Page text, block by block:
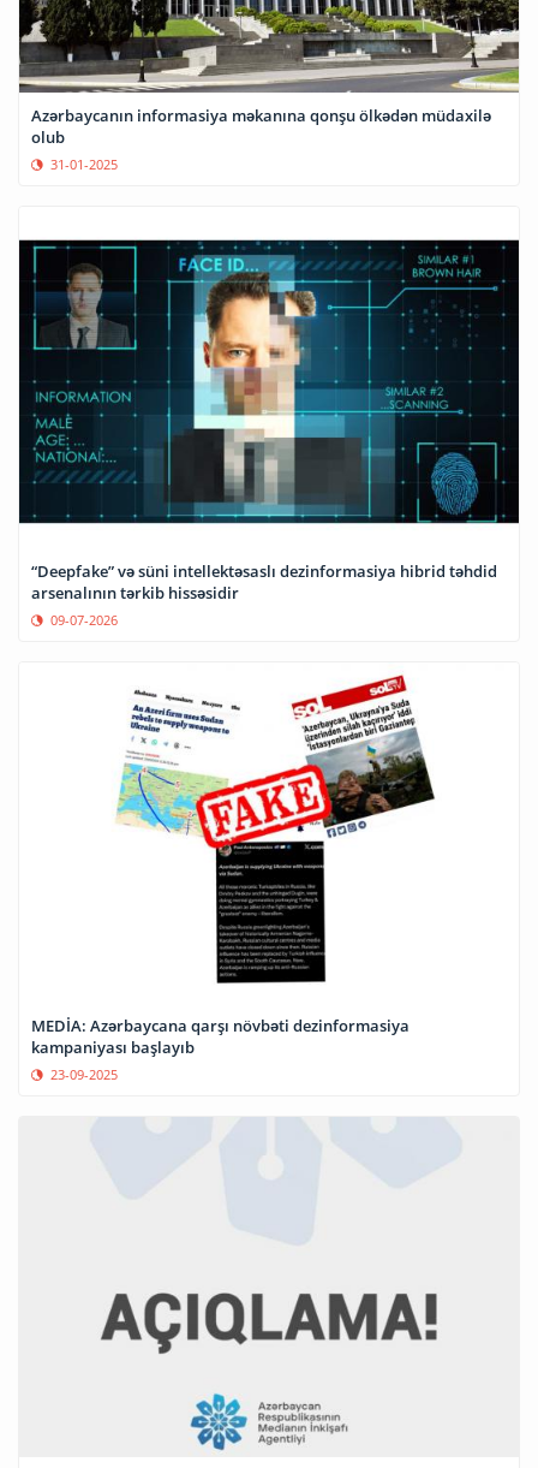
Azərbaycanın informasiya məkanına qonşu ölkədən müdaxilə
olub
31-01-2025
“Deepfake” və süni intellektəsaslı dezinformasiya hibrid təhdid
arsenalının tərkib hissəsidir
09-07-2026
MEDİA: Azərbaycana qarşı növbəti dezinformasiya
kampaniyası başlayıb
23-09-2025